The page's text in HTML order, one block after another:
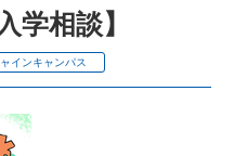
学相談】
インキャンパス